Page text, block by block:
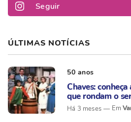
Seguir
ÚLTIMAS NOTÍCIAS
50 anos
Chaves:
que rondam o
Há 3 meses